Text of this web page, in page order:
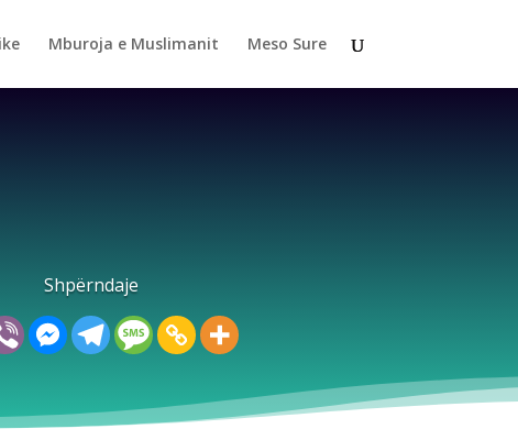
Mburoja e Muslimanit Meso Sure
Shpërndaje